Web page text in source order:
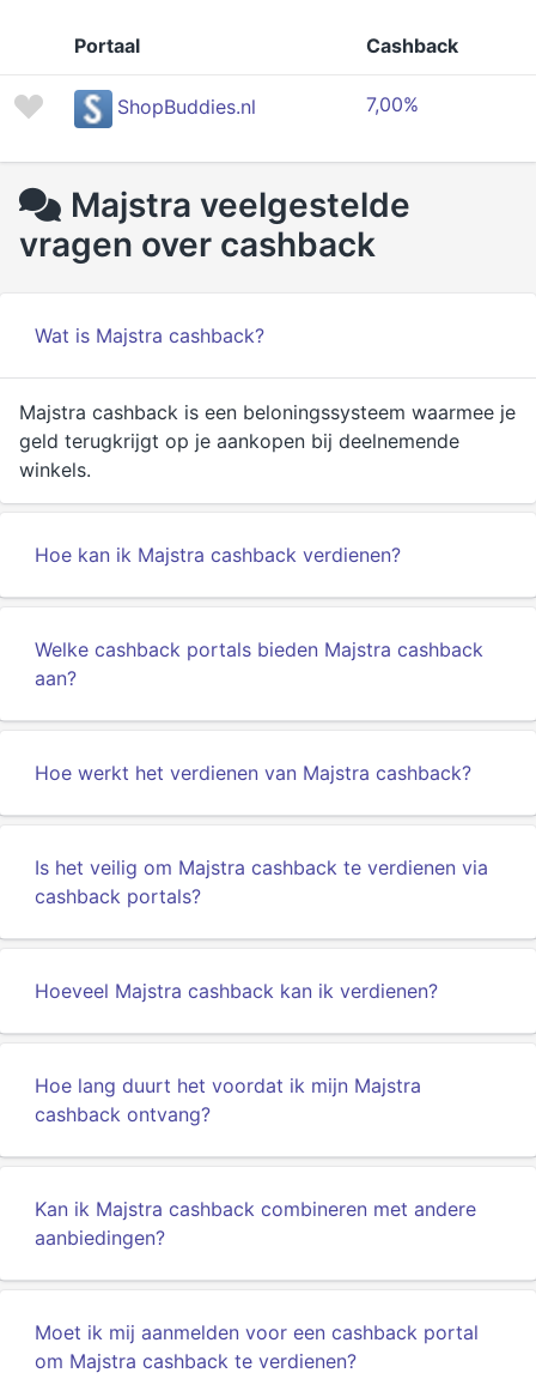
Portaal Cashback
ShopBuddies.nl 7,00%
Majstra veelgestelde
vragen over cashback
Wat is Majstra cashback?
Majstra cashback is een beloningssysteem waarmee je
geld terugkrijgt op je aankopen bij deelnemende
winkels.
Hoe kan ik Majstra cashback verdienen?
Welke cashback portals bieden Majstra cashback
aan?
Hoe werkt het verdienen van Majstra cashback?
Is het veilig om Majstra cashback te verdienen via
cashback portals?
Hoeveel Majstra cashback kan ik verdienen?
Hoe lang duurt het voordat ik mijn Majstra
cashback ontvang?
Kan ik Majstra cashback combineren met andere
aanbiedingen?
Moet ik mij aanmelden voor een cashback portal
om Majstra cashback te verdienen?